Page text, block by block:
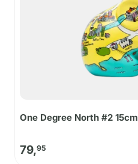
One Degree North #2 15cm
79,95